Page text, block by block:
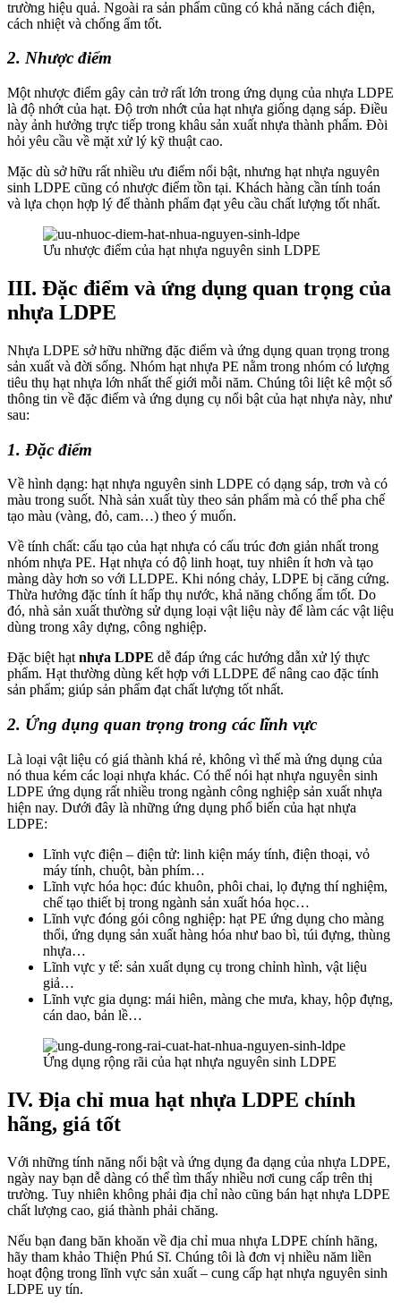
trường hiệu quả. Ngoài ra sản phẩm cũng có khả năng cách điện,
cách nhiệt và chống ẩm tốt.
2. Nhược điểm
Một nhược điểm gây cản trở rất lớn trong ứng dụng của nhựa LDPE
là độ nhớt của hạt. Độ trơn nhớt của hạt nhựa giống dạng sáp. Điều
này ảnh hưởng trực tiếp trong khâu sản xuất nhựa thành phẩm. Đòi
hỏi yêu cầu về mặt xử lý kỹ thuật cao.
Mặc dù sở hữu rất nhiều ưu điểm nổi bật, nhưng hạt nhựa nguyên
sinh LDPE cũng có nhược điểm tồn tại. Khách hàng cần tính toán
và lựa chọn hợp lý để thành phẩm đạt yêu cầu chất lượng tốt nhất.
Ưu nhược điểm của hạt nhựa nguyên sinh LDPE
III. Đặc điểm và ứng dụng quan trọng của
nhựa LDPE
Nhựa LDPE sở hữu những đặc điểm và ứng dụng quan trọng trong
sản xuất và đời sống. Nhóm hạt nhựa PE nằm trong nhóm có lượng
tiêu thụ hạt nhựa lớn nhất thế giới mỗi năm. Chúng tôi liệt kê một số
thông tin về đặc điểm và ứng dụng cụ nổi bật của hạt nhựa này, như
sau:
1. Đặc điểm
Về hình dạng: hạt nhựa nguyên sinh LDPE có dạng sáp, trơn và có
màu trong suốt. Nhà sản xuất tùy theo sản phẩm mà có thể pha chế
tạo màu (vàng, đỏ, cam…) theo ý muốn.
Về tính chất: cấu tạo của hạt nhựa có cấu trúc đơn giản nhất trong
nhóm nhựa PE. Hạt nhựa có độ linh hoạt, tuy nhiên ít hơn và tạo
màng dày hơn so với LLDPE. Khi nóng chảy, LDPE bị căng cứng.
Thừa hưởng đặc tính ít hấp thụ nước, khả năng chống ẩm tốt. Do
đó, nhà sản xuất thường sử dụng loại vật liệu này để làm các vật liệu
dùng trong xây dựng, công nghiệp.
Đặc biệt hạt nhựa LDPE dễ đáp ứng các hướng dẫn xử lý thực
phẩm. Hạt thường dùng kết hợp với LLDPE để nâng cao đặc tính
sản phẩm; giúp sản phẩm đạt chất lượng tốt nhất.
2. Ứng dụng quan trọng trong các lĩnh vực
Là loại vật liệu có giá thành khá rẻ, không vì thế mà ứng dụng của
nó thua kém các loại nhựa khác. Có thể nói hạt nhựa nguyên sinh
LDPE ứng dụng rất nhiều trong ngành công nghiệp sản xuất nhựa
hiện nay. Dưới đây là những ứng dụng phổ biến của hạt nhựa
LDPE:
Lĩnh vực điện – điện tử: linh kiện máy tính, điện thoại, vỏ
máy tính, chuột, bàn phím…
Lĩnh vực hóa học: đúc khuôn, phôi chai, lọ đựng thí nghiệm,
chế tạo thiết bị trong ngành sản xuất hóa học…
Lĩnh vực đóng gói công nghiệp: hạt PE ứng dụng cho màng
thổi, ứng dụng sản xuất hàng hóa như bao bì, túi đựng, thùng
nhựa…
Lĩnh vực y tế: sản xuất dụng cụ trong chỉnh hình, vật liệu
giả…
Lĩnh vực gia dụng: mái hiên, màng che mưa, khay, hộp đựng,
cán dao, bản lề…
Ứng dụng rộng rãi của hạt nhựa nguyên sinh LDPE
IV. Địa chỉ mua hạt nhựa LDPE chính
hãng, giá tốt
Với những tính năng nổi bật và ứng dụng đa dạng của nhựa LDPE,
ngày nay bạn dễ dàng có thể tìm thấy nhiều nơi cung cấp trên thị
trường. Tuy nhiên không phải địa chỉ nào cũng bán hạt nhựa LDPE
chất lượng cao, giá thành phải chăng.
Nếu bạn đang băn khoăn về địa chỉ mua nhựa LDPE chính hãng,
hãy tham khảo Thiện Phú Sĩ. Chúng tôi là đơn vị nhiều năm liền
hoạt động trong lĩnh vực sản xuất – cung cấp hạt nhựa nguyên sinh
LDPE uy tín.